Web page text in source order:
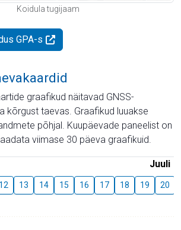
Koidula tugijaam
GPA-s
graafikud näitavad GNSS-
kõrgust taevas. Graafikud luuakse
põhjal. Kuupäevade paneelist on
viimase 30 päeva graafikuid.
Juuli
12 13 14 15 16 17 18 19 20